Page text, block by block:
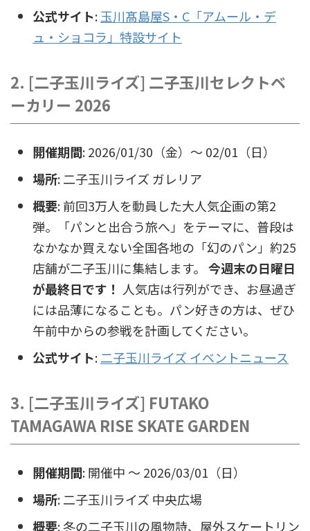
公式サイト:玉川髙島屋S・C「アムール・デ
ュ・ショコラ」特設サイト
2. [二子玉川ライズ] 二子玉川セレクトベ
ーカリー 2026
開催期間: 2026/01/30（金）〜 02/01（日）
場所: 二子玉川ライズ ガレリア
概要: 前回3万人を動員した大人気企画の第2
弾。「パンと出合う旅へ」をテーマに、普段は
なかなか買えない全国各地の「幻のパン」約25
店舗が二子玉川に集結します。 今週末の日曜日
が最終日です！ 人気店は行列ができ、お昼過ぎ
には品薄になることも。パン好きの方は、ぜひ
午前中からの参戦を計画してください。
公式サイト:二子玉川ライズ イベントニュース
3. [二子玉川ライズ] FUTAKO
TAMAGAWA RISE SKATE GARDEN
開催期間: 開催中 〜 2026/03/01（日）
場所: 二子玉川ライズ 中央広場
概要: 冬の二子玉川の風物詩、屋外スケートリン